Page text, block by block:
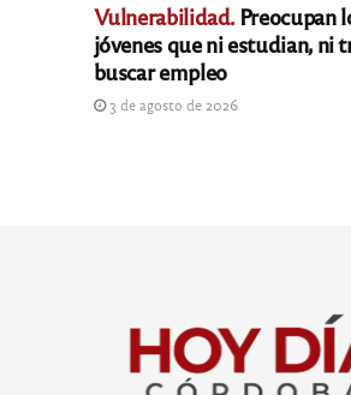
Vulnerabilidad. Preocupan
jóvenes que ni estudian, ni
buscar empleo
3 de agosto de 2026